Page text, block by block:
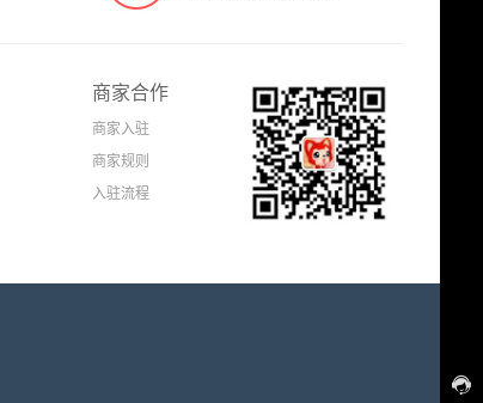

商家合作
商家入驻
商家规则
入驻流程